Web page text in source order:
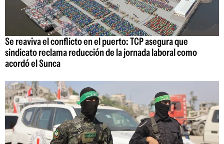
Se reaviva el conflicto en el puerto: TCP asegura que
sindicato reclama reducción de la jornada laboral como
acordó el Sunca